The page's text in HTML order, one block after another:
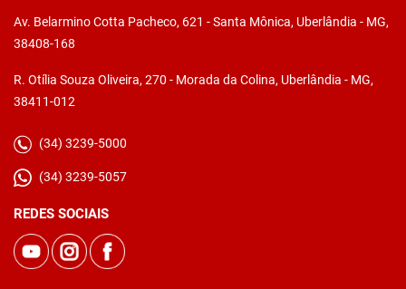
Av. Belarmino Cotta Pacheco, 621 - Santa Mônica, Uberlândia - MG,
38408-168
R. Otília Souza Oliveira, 270 - Morada da Colina, Uberlândia - MG,
38411-012
(34) 3239-5000
(34) 3239-5057
REDES SOCIAIS